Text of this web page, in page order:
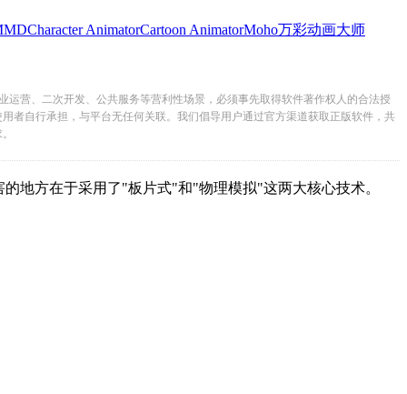
Character AnimatorCartoon AnimatorMoho万彩动画大师
营、二次开发、公共服务等营利性场景，必须事先取得软件著作权人的合法授
者自行承担，与平台无任何关联。我们倡导用户通过官方渠道获取正版软件，共
方在于采用了"板片式"和"物理模拟"这两大核心技术。